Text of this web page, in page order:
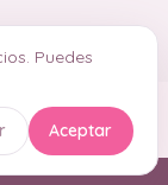
Puedes
Aceptar